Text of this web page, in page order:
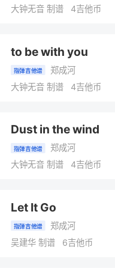
大钟无音 制谱 4吉他币
to be with you
指弹吉他谱
郑成河
大钟无音 制谱 4吉他币
Dust in the wind
指弹吉他谱
郑成河
大钟无音 制谱 4吉他币
Let It Go
指弹吉他谱
郑成河
吴建华 制谱 6吉他币